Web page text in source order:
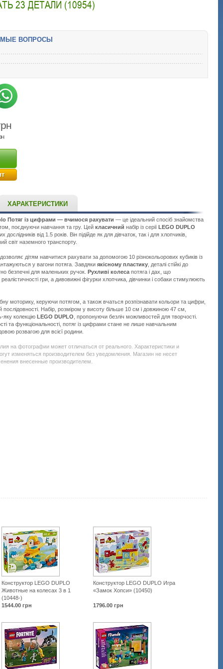
23 ДЕТАЛИ (10954)
ВОПРОСЫ
ХАРАКТЕРИСТИКИ
Потяг із цифрами — вчимося рахувати — це ідеальний спосіб знайомства
поєднуючи навчання та гру. Цей класичний набір із серії LEGO DUPLO
від 1.5 років. Він підійде як для дівчаток, так і для хлопчиків,
світ наземного транспорту.
дітям навчитися рахувати за допомогою 10 різнокольорових кубиків із
у вагони потяга. Завдяки якісному пластику , деталі стійкі до
безпечні для маленьких ручок. Рухливі колеса потяга і дах, що
гри, а дивовижні фігурки хлопчика, дівчинки і собаки стимулюють
моторику, керуючи потягом, а також вчаться розпізнавати кольори та цифри,
послідовності. Набір, розміром у висоту більше 10 см і довжиною 47 см,
яку колекцію LEGO DUPLO , пропонуючи безліч можливостей для творчості.
та функціональності, потяг із цифрами стане не лише навчальним
розвагою для всієї родини.
service.com.uacatalog/6507-
igrushki-
konstruktory/6508-
на фотографии может отличаться от реального. Характеристики и
изменяться производителем без уведомления. Магазин не несет
внесенные производителем.
Конструктор LEGO DUPLO
Животные на колесах 3 в 1
(10448-)
Конструктор LEGO DUPLO Игра
«Замок Хопси» (10450)
1544.00 грн 1796.00 грн